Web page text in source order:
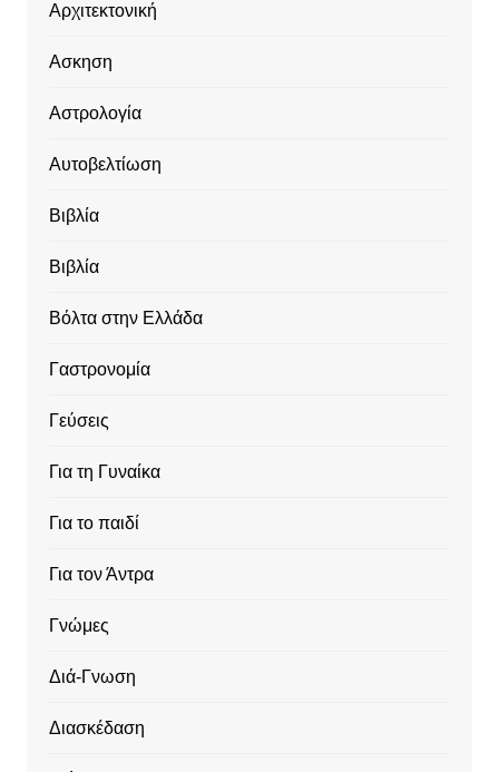
Αρχιτεκτονική
Ασκηση
Αστρολογία
Αυτοβελτίωση
Βιβλία
Βιβλία
Βόλτα στην Ελλάδα
Γαστρονομία
Γεύσεις
Για τη Γυναίκα
Για το παιδί
Για τον Άντρα
Γνώμες
Διά-Γνωση
Διασκέδαση